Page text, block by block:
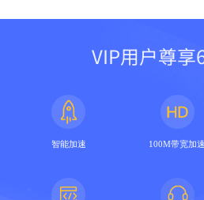
VIP用户尊享
智能加速 100M带宽加速